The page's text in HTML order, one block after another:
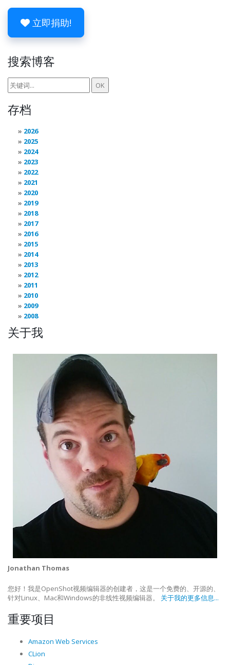
立即捐助!
搜索博客
存档
2026
2025
2024
2023
2022
2021
2020
2019
2018
2017
2016
2015
2014
2013
2012
2011
2010
2009
2008
关于我
Jonathan Thomas
您好！我是OpenShot视频编辑器的创建者，这是一个免费的、开源的、
针对Linux、Mac和Windows的非线性视频编辑器。 关于我的更多信息...
重要项目
Amazon Web Services
CLion